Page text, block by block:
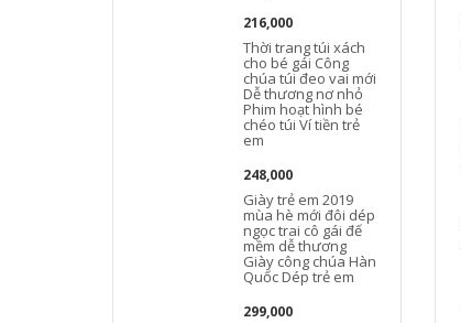
216,000
Thời trang túi xách
cho bé gái Công
chúa túi đeo vai mới
Dễ thương nơ nhỏ
Phim hoạt hình bé
chéo túi Ví tiền trẻ
em
248,000
Giày trẻ em 2019
mùa hè mới đôi dép
ngọc trai cô gái đế
mềm dễ thương
Giày công chúa Hàn
Quốc Dép trẻ em
299,000